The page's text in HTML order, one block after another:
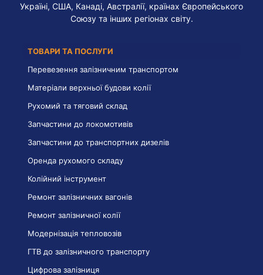
Україні, США, Канаді, Австралії, країнах Європейського
Союзу та інших регіонах світу.
ТОВАРИ ТА ПОСЛУГИ
Перевезення залізничним транспортом
Матеріали верхньої будови колії
Рухомий та тяговий склад
Запчастини до локомотивів
Запчастини до транспортних дизелів
Оренда рухомого складу
Колійний інструмент
Ремонт залізничних вагонів
Ремонт залізничної колії
Модернізація тепловозів
ГТВ до залізничного транспорту
Цифрова залізниця